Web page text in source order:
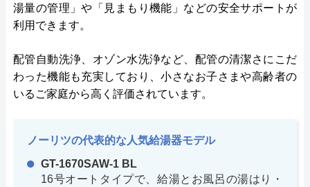
湯量の管理」や「見まもり機能」などの安全サポートが
利用できます。
配管自動洗浄、オゾン水洗浄など、配管の清潔さにこだ
わった機能も充実しており、小さなお子さまや高齢者の
いるご家庭から高く評価されています。
ノーリツの代表的な人気給湯器モデル
GT-1670SAW-1 BL
16号オートタイプで、給湯とお風呂の湯はり・